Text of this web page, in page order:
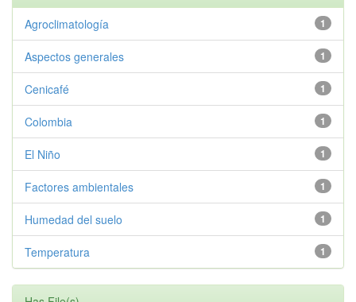
1
Agroclimatología
1
Aspectos generales
1
Cenicafé
1
Colombia
1
El Niño
1
Factores ambientales
1
Humedad del suelo
1
Temperatura